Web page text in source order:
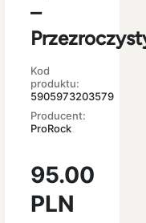
–
Kod
produktu:
5905973203579
Producent:
ProRock
95.00
PLN